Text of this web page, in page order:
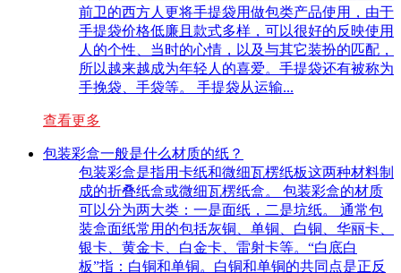
前卫的西方人更将手提袋用做包类产品使用，由于
手提袋价格低廉且款式多样，可以很好的反映使用
人的个性、当时的心情，以及与其它装扮的匹配，
所以越来越成为年轻人的喜爱。手提袋还有被称为
手挽袋、手袋等。 手提袋从运输...
查看更多
包装彩盒一般是什么材质的纸？
包装彩盒是指用卡纸和微细瓦楞纸板这两种材料制
成的折叠纸盒或微细瓦楞纸盒。 包装彩盒的材质
可以分为两大类：一是面纸，二是坑纸。 通常包
装盒面纸常用的包括灰铜、单铜、白铜、华丽卡、
银卡、黄金卡、白金卡、雷射卡等。“白底白
板”指：白铜和单铜。白铜和单铜的共同点是正反